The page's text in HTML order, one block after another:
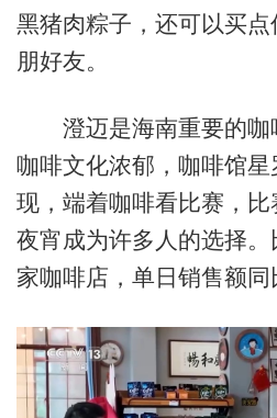
黑猪肉粽子，还可以买
朋好友。
澄迈是海南重要的咖
咖啡文化浓郁，咖啡馆
现，端着咖啡看比赛，
夜宵成为许多人的选择
家咖啡店，单日销售额同